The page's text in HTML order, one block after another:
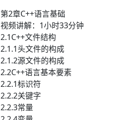
第2章C++语言基础
视频讲解：1小时33分钟
2.1C++文件结构
2.1.1头文件的构成
2.1.2源文件的构成
2.2C++语言基本要素
2.2.1标识符
2.2.2关键字
2.2.3常量